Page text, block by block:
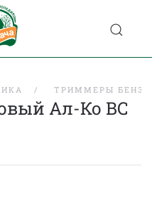
ТРИММЕРЫ
Ал-Ко ВС